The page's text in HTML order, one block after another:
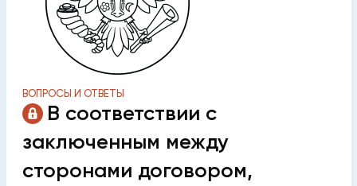
ВОПРОСЫ И ОТВЕТЫ
В соответствии с
заключенным между
сторонами договором,